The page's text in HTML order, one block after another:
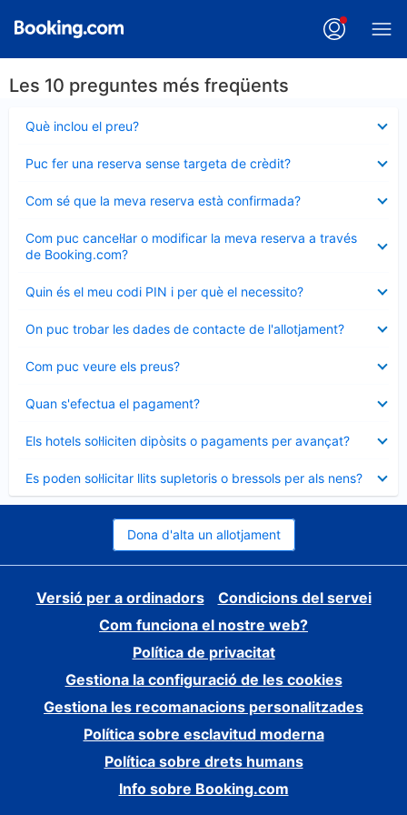
Les 10 preguntes més freqüents
Què inclou el preu?
tancat
Puc fer una reserva sense targeta de crèdit?
tancat
Com sé que la meva reserva està confirmada?
tancat
Com puc cancel·lar o modificar la meva reserva a través
de Booking.com?
tancat
Quin és el meu codi PIN i per què el necessito?
tancat
On puc trobar les dades de contacte de l'allotjament?
tancat
Com puc veure els preus?
tancat
Quan s'efectua el pagament?
tancat
Els hotels sol·liciten dipòsits o pagaments per avançat?
tancat
Es poden sol·licitar llits supletoris o bressols per als nens?
tancat
Dona d'alta un allotjament
Versió per a ordinadors
Condicions del servei
Com funciona el nostre web?
Política de privacitat
Gestiona la configuració de les cookies
Gestiona les recomanacions personalitzades
Política sobre esclavitud moderna
Política sobre drets humans
Info sobre Booking.com